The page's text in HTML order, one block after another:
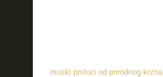
muski prsluci od prirodnog krzna